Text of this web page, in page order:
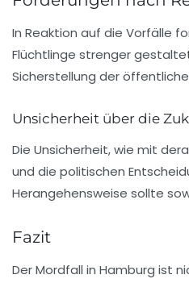
In Reaktion auf die Vorfälle
Flüchtlinge strenger
Sicherstellung der
Unsicherheit über die
Die Unsicherheit, wie mit
und die politischen
Herangehensweise sollte
Fazit
Der Mordfall in Hamburg ist